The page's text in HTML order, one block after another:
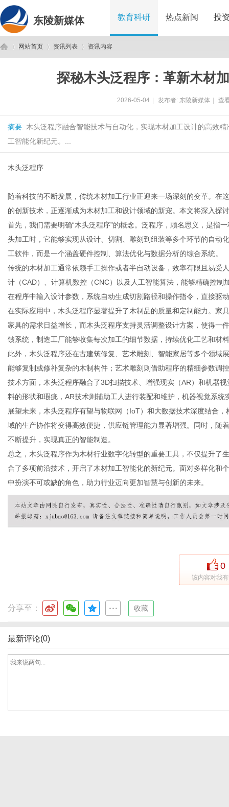
东陵新媒体 教育科研 热点新闻 投
网站首页 资讯列表 资讯内容
探秘木头泛程序：革新木材
2026-05-04 发布者: 东陵新媒体 查
摘要: 木头泛程序融合智能技术与自动化，实现木材加工设计的高效
工智能化新纪元。...
木头泛程序
随着科技的不断发展，传统木材加工行业正迎来一场深刻的变革。在
的创新技术，正逐渐成为木材加工和设计领域的新宠。本文将深入探
首先，我们需要明确“木头泛程序”的概念。泛程序，顾名思义，是指
头加工时，它能够实现从设计、切割、雕刻到组装等多个环节的自动
工软件，而是一个涵盖硬件控制、算法优化与数据分析的综合系统。
传统的木材加工通常依赖手工操作或者半自动设备，效率有限且易受
计（CAD）、计算机数控（CNC）以及人工智能算法，能够精确控
在程序中输入设计参数，系统自动生成切割路径和操作指令，直接驱
在实际应用中，木头泛程序显著提升了木制品的质量和定制能力。家
家具的需求日益增长，而木头泛程序支持灵活调整设计方案，使得一
馈系统，制造工厂能够收集每次加工的细节数据，持续优化工艺和材
此外，木头泛程序还在古建筑修复、艺术雕刻、智能家居等多个领域
能够复制或修补复杂的木制构件；艺术雕刻则借助程序的精细参数调
技术方面，木头泛程序融合了3D扫描技术、增强现实（AR）和机器
料的形状和瑕疵，AR技术则辅助工人进行装配和维护，机器视觉系
展望未来，木头泛程序有望与物联网（IoT）和大数据技术深度结合
域的生产协作将变得高效便捷，供应链管理能力显著增强。同时，随
不断提升，实现真正的智能制造。
总之，木头泛程序作为木材行业数字化转型的重要工具，不仅提升了
合了多项前沿技术，开启了木材加工智能化的新纪元。面对多样化和
中扮演不可或缺的角色，助力行业迈向更加智慧与创新的未来。
0
该内容对我
分享至： 收藏
最新评论(0)